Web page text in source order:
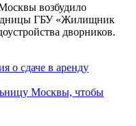
возбудило
ГБУ «Жилищник
дворников.
Москвы, чтобы